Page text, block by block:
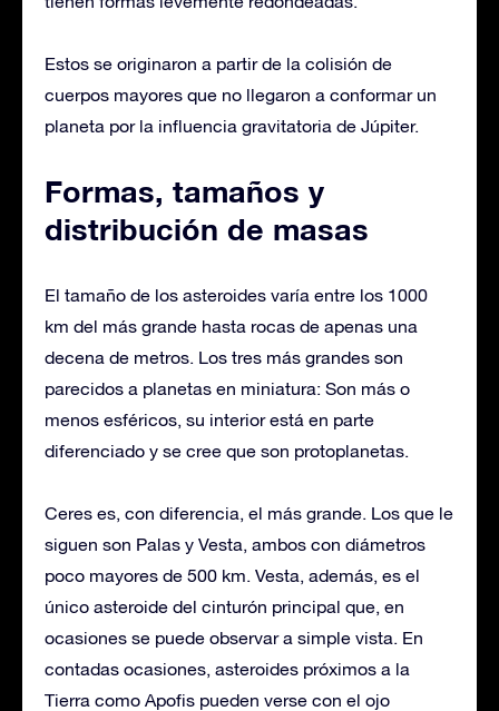
Estos se originaron a partir de la colisión de
cuerpos mayores que no llegaron a conformar un
planeta por la influencia gravitatoria de Júpiter.
Formas, tamaños y
distribución de masas
El tamaño de los asteroides varía entre los 1000
km del más grande hasta rocas de apenas una
decena de metros. Los tres más grandes son
parecidos a planetas en miniatura: Son más o
menos esféricos, su interior está en parte
diferenciado y se cree que son protoplanetas.
Ceres es, con diferencia, el más grande. Los que le
siguen son Palas y Vesta, ambos con diámetros
poco mayores de 500 km. Vesta, además, es el
único asteroide del cinturón principal que, en
ocasiones se puede observar a simple vista. En
contadas ocasiones, asteroides próximos a la
Tierra como Apofis pueden verse con el ojo